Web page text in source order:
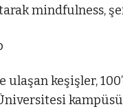
mindfulness,
ulaşan keşişler,